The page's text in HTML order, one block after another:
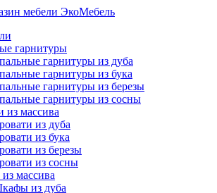
гарнитуры
гарнитуры из дуба
гарнитуры из бука
гарнитуры из березы
гарнитуры из сосны
из массива
из дуба
из бука
из березы
из сосны
массива
из дуба